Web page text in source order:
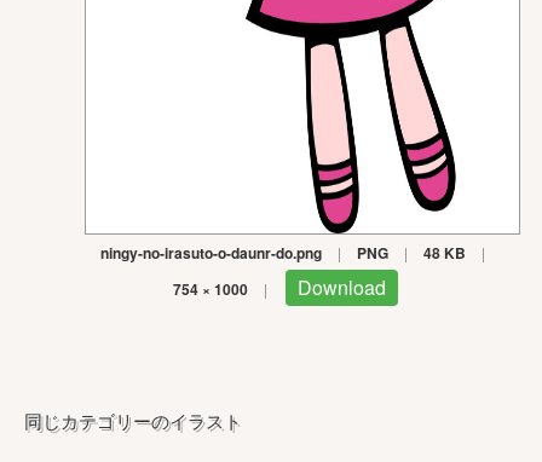
ningy-no-irasuto-o-daunr-do.png | PNG | 48 KB |
754 × 1000 | Download
同じカテゴリーのイラスト